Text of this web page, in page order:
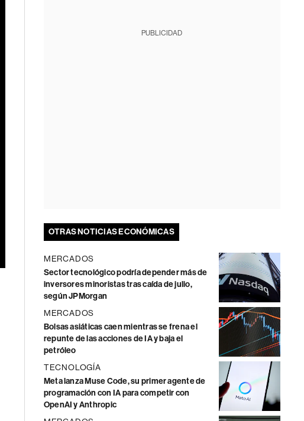
PUBLICIDAD
OTRAS NOTICIAS ECONÓMICAS
MERCADOS
Sector tecnológico podría depender más de
inversores minoristas tras caída de julio,
según JPMorgan
MERCADOS
Bolsas asiáticas caen mientras se frena el
repunte de las acciones de IA y baja el
petróleo
TECNOLOGÍA
Meta lanza Muse Code, su primer agente de
programación con IA para competir con
OpenAI y Anthropic